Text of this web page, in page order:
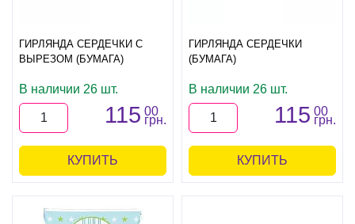
ГИРЛЯНДА СЕРДЕЧКИ С
ВЫРЕЗОМ (БУМАГА)
В наличии 26 шт.
115 00
грн.
КУПИТЬ
ГИРЛЯНДА СЕРДЕЧКИ
(БУМАГА)
В наличии 26 шт.
115 00
грн.
КУПИТЬ